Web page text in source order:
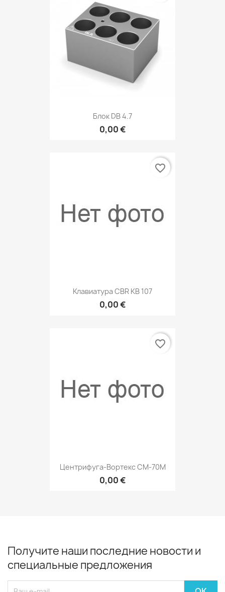
Блок DB 4.7
0,00 €
Клавиатура CBR KB 107
0,00 €
favorite_border
Центрифуга-Вортекс СМ-70M
0,00 €
favorite_border
Получите наши последние новости и
специальные предложения